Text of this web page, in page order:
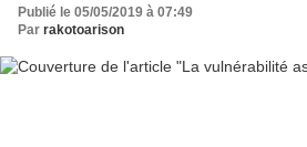
Publié le 05/05/2019 à 07:49
Par rakotoarison